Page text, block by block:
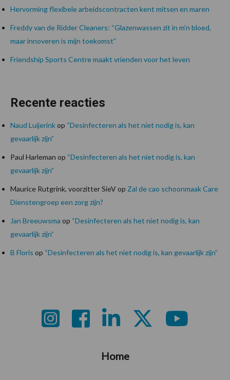
Hervorming flexibele arbeidscontracten kent mitsen en maren
Freddy van de Ridder Cleaners: “Glazenwassen zit in m’n bloed,
maar innoveren is mijn toekomst”
Friendship Sports Centre maakt vrienden voor het leven
Recente reacties
Naud Luijerinkop “Desinfecteren als het niet nodig is, kan
gevaarlijk zijn”
Paul Harleman op “Desinfecteren als het niet nodig is, kan
gevaarlijk zijn”
Maurice Rutgrink, voorzitter SieVop Zal de cao schoonmaak Care
Dienstengroep een zorg zijn?
Jan Breeuwsma op “Desinfecteren als het niet nodig is, kan
gevaarlijk zijn”
B Floris op “Desinfecteren als het niet nodig is, kan gevaarlijk zijn”
Home